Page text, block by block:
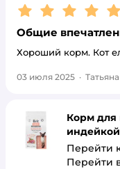
Рейтинг:5
Общие
Хороший корм. Кот
03 июля 2025 ·
Корм для
Перейти
Перейти